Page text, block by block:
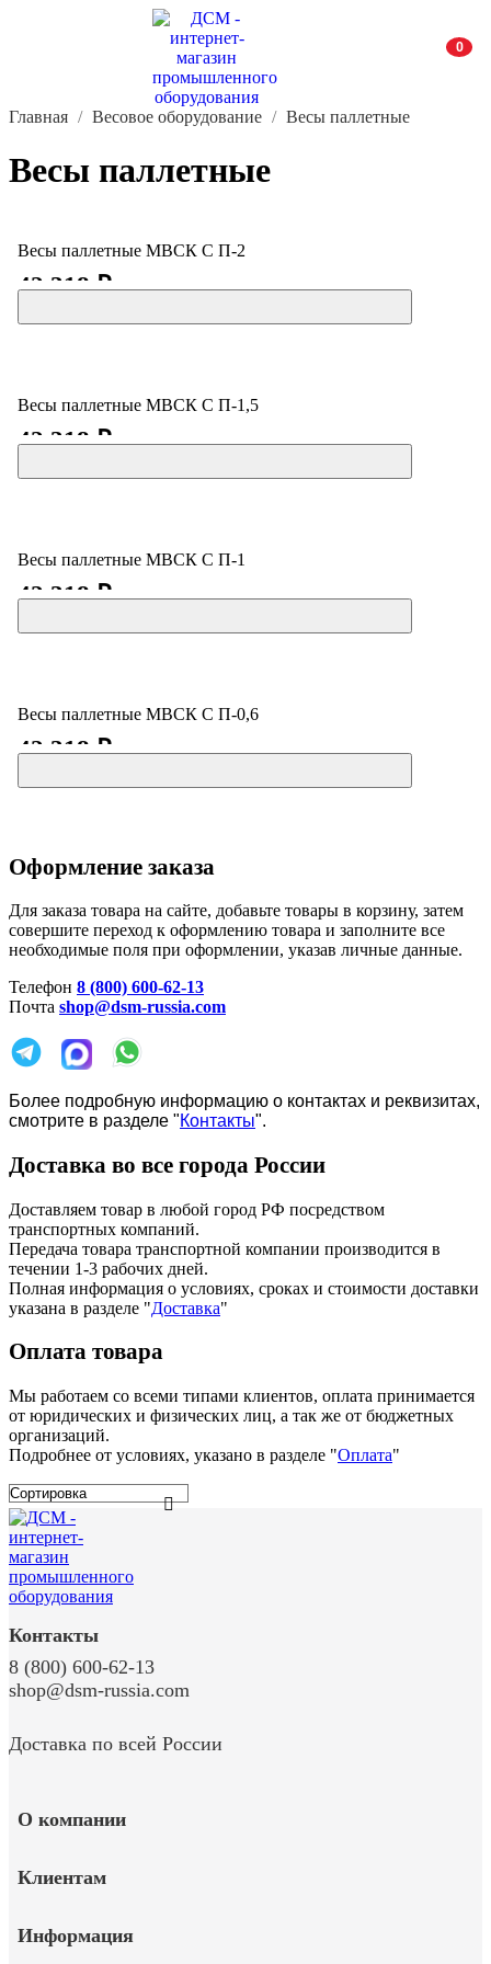
0
Главная Весовое оборудование Весы паллетные
Весы паллетные
Весы паллетные МВСК С П-2
42 318 ₽
Весы паллетные МВСК С П-1,5
42 318 ₽
Весы паллетные МВСК С П-1
42 318 ₽
Весы паллетные МВСК С П-0,6
42 318 ₽
Оформление заказа
Для заказа товара на сайте, добавьте товары в корзину, затем
совершите переход к оформлению товара и заполните все
необходимые поля при оформлении, указав личные данные.
Телефон 8 (800) 600-62-13
Почта shop@dsm-russia.com
Более подробную информацию о контактах и реквизитах,
смотрите в разделе "Контакты".
Доставка во все города России
Доставляем товар в любой город РФ посредством
транспортных компаний.
Передача товара транспортной компании производится в
течении 1-3 рабочих дней.
Полная информация о условиях, сроках и стоимости доставки
указана в разделе "Доставка"
Оплата товара
Мы работаем со всеми типами клиентов, оплата принимается
от юридических и физических лиц, а так же от бюджетных
организаций.
Подробнее от условиях, указано в разделе "Оплата"
О компании
Клиентам
Информация
Контакты
8 (800) 600-62-13
shop@dsm-russia.com
Доставка по всей России